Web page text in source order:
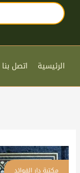
الرئيسية اتصل بنا